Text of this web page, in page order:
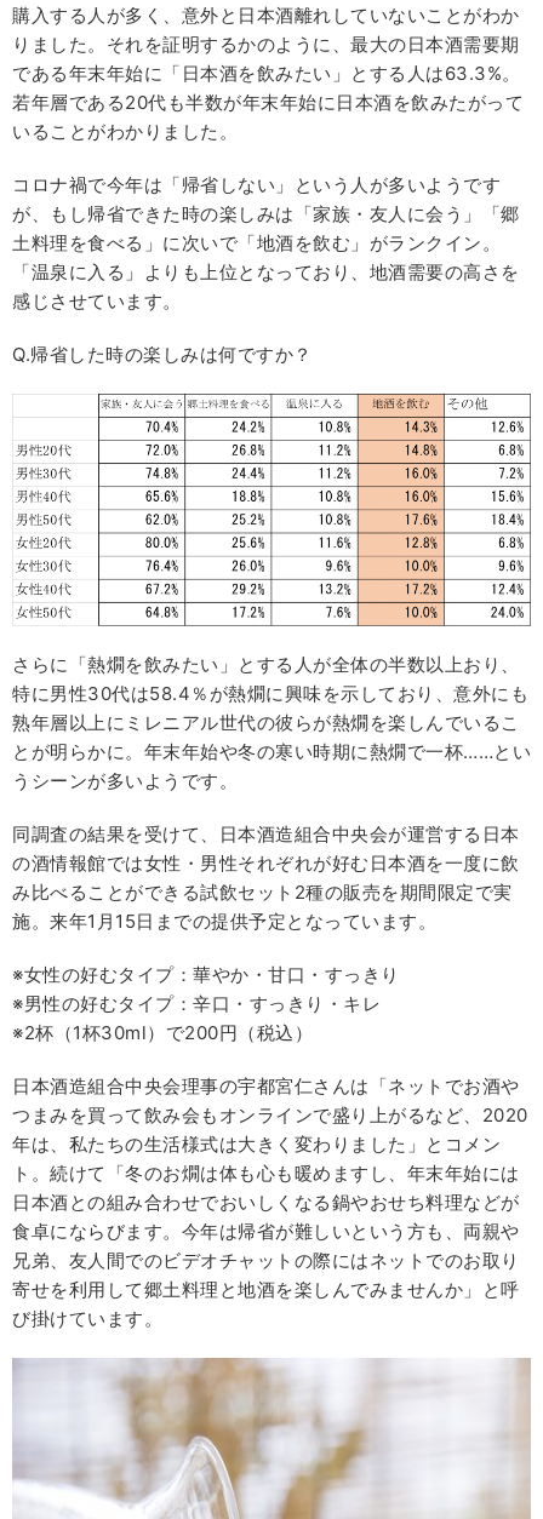
購入する人が多く、意外と日本酒離れしていないことがわか
りました。それを証明するかのように、最大の日本酒需要期
である年末年始に「日本酒を飲みたい」とする人は63.3%。
若年層である20代も半数が年末年始に日本酒を飲みたがって
いることがわかりました。
コロナ禍で今年は「帰省しない」という人が多いようです
が、もし帰省できた時の楽しみは「家族・友人に会う」「郷
土料理を食べる」に次いで「地酒を飲む」がランクイン。
「温泉に入る」よりも上位となっており、地酒需要の高さを
感じさせています。
Q.帰省した時の楽しみは何ですか？
さらに「熱燗を飲みたい」とする人が全体の半数以上おり、
特に男性30代は58.4％が熱燗に興味を示しており、意外にも
熟年層以上にミレニアル世代の彼らが熱燗を楽しんでいるこ
とが明らかに。年末年始や冬の寒い時期に熱燗で一杯……とい
うシーンが多いようです。
同調査の結果を受けて、日本酒造組合中央会が運営する日本
の酒情報館では女性・男性それぞれが好む日本酒を一度に飲
み比べることができる試飲セット2種の販売を期間限定で実
施。来年1月15日までの提供予定となっています。
※女性の好むタイプ：華やか・甘口・すっきり
※男性の好むタイプ：辛口・すっきり・キレ
※2杯（1杯30ml）で200円（税込）
日本酒造組合中央会理事の宇都宮仁さんは「ネットでお酒や
つまみを買って飲み会もオンラインで盛り上がるなど、2020
年は、私たちの生活様式は大きく変わりました」とコメン
ト。続けて「冬のお燗は体も心も暖めますし、年末年始には
日本酒との組み合わせでおいしくなる鍋やおせち料理などが
食卓にならびます。今年は帰省が難しいという方も、両親や
兄弟、友人間でのビデオチャットの際にはネットでのお取り
寄せを利用して郷土料理と地酒を楽しんでみませんか」と呼
び掛けています。